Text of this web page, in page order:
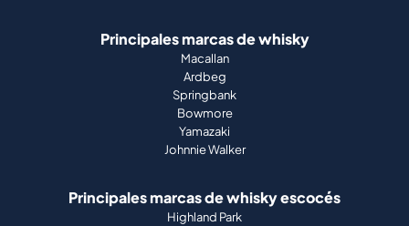
Principales marcas de whisky
Macallan
Ardbeg
Springbank
Bowmore
Yamazaki
Johnnie Walker
Principales marcas de whisky escocés
Highland Park